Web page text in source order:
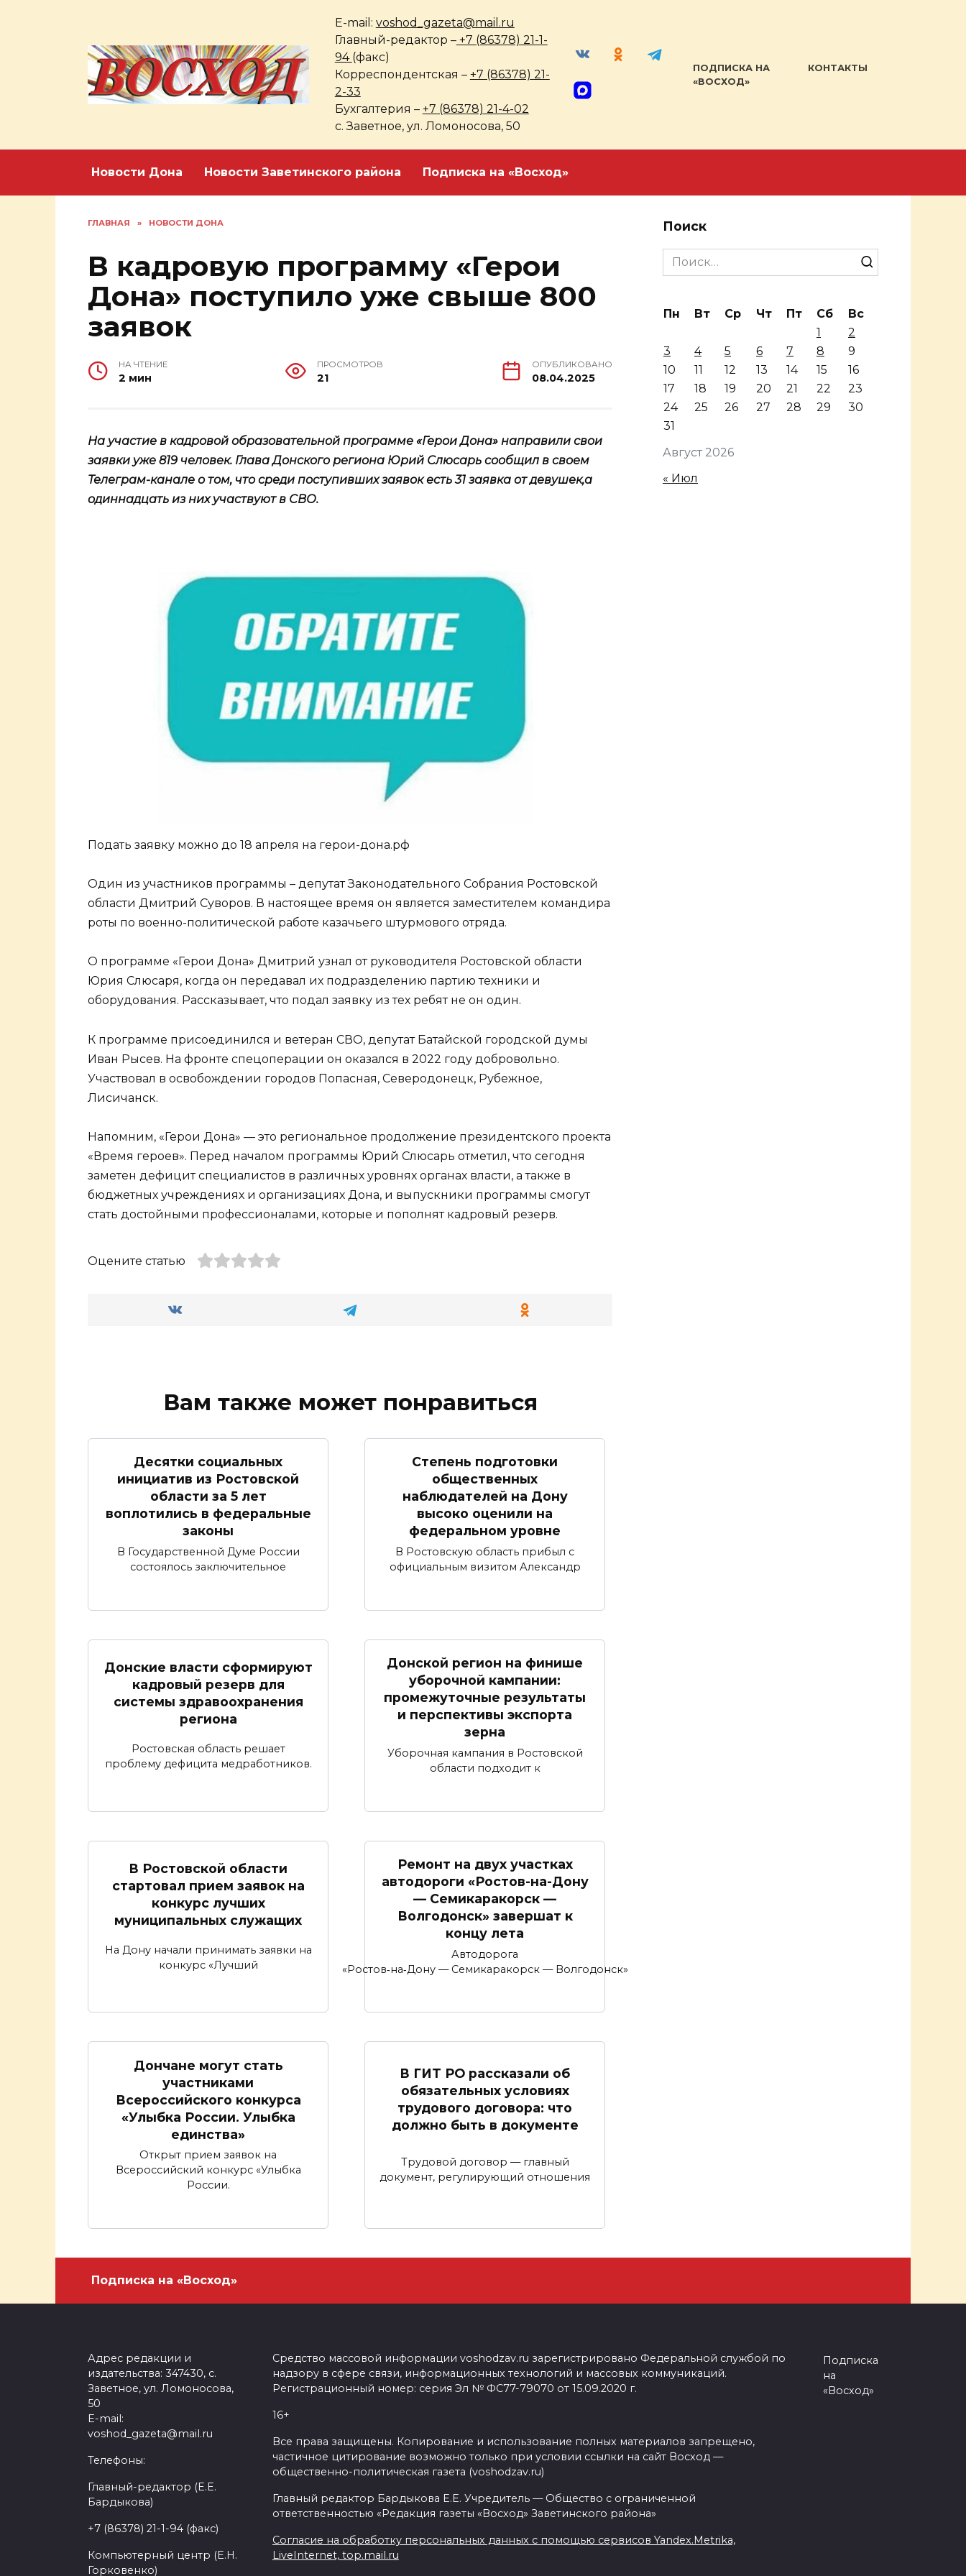
E-mail: voshod_gazeta@mail.ru
Главный-редактор –+7 (86378) 21-1-
94 (факс)
Корреспондентская – +7 (86378) 21-
2-33
Бухгалтерия – +7 (86378) 21-4-02
с. Заветное, ул. Ломоносова, 50
ПОДПИСКА НА
«ВОСХОД»
КОНТАКТЫ
Новости Дона Новости Заветинского района Подписка на «Восход»
ГЛАВНАЯ » НОВОСТИ ДОНА
В кадровую программу «Герои
Дона» поступило уже свыше 800
заявок
НА ЧТЕНИЕ
2 мин
ПРОСМОТРОВ
21
ОПУБЛИКОВАНО
08.04.2025
На участие в кадровой образовательной программе «Герои Дона» направили свои
заявки уже 819 человек. Глава Донского региона Юрий Слюсарь сообщил в своем
Телеграм-канале о том, что среди поступивших заявок есть 31 заявка от девушек,а
одиннадцать из них участвуют в СВО.
Подать заявку можно до 18 апреля на герои-дона.рф
Один из участников программы – депутат Законодательного Собрания Ростовской
области Дмитрий Суворов. В настоящее время он является заместителем командира
роты по военно-политической работе казачьего штурмового отряда.
О программе «Герои Дона» Дмитрий узнал от руководителя Ростовской области
Юрия Слюсаря, когда он передавал их подразделению партию техники и
оборудования. Рассказывает, что подал заявку из тех ребят не он один.
К программе присоединился и ветеран СВО, депутат Батайской городской думы
Иван Рысев. На фронте спецоперации он оказался в 2022 году добровольно.
Участвовал в освобождении городов Попасная, Северодонецк, Рубежное,
Лисичанск.
Напомним, «Герои Дона» — это региональное продолжение президентского проекта
«Время героев». Перед началом программы Юрий Слюсарь отметил, что сегодня
заметен дефицит специалистов в различных уровнях органах власти, а также в
бюджетных учреждениях и организациях Дона, и выпускники программы смогут
стать достойными профессионалами, которые и пополнят кадровый резерв.
Оцените статью
Вам также может понравиться
Десятки социальных
инициатив из Ростовской
области за 5 лет
воплотились в федеральные
законы
В Государственной Думе России
состоялось заключительное
Степень подготовки
общественных
наблюдателей на Дону
высоко оценили на
федеральном уровне
В Ростовскую область прибыл с
официальным визитом Александр
Донские власти сформируют
кадровый резерв для
системы здравоохранения
региона
Ростовская область решает
проблему дефицита медработников.
Донской регион на финише
уборочной кампании:
промежуточные результаты
и перспективы экспорта
зерна
Уборочная кампания в Ростовской
области подходит к
В Ростовской области
стартовал прием заявок на
конкурс лучших
муниципальных служащих
На Дону начали принимать заявки на
конкурс «Лучший
Ремонт на двух участках
автодороги «Ростов-на-Дону
— Семикаракорск —
Волгодонск» завершат к
концу лета
Автодорога
«Ростов‑на‑Дону — Семикаракорск — Волгодонск»
Дончане могут стать
участниками
Всероссийского конкурса
«Улыбка России. Улыбка
единства»
Открыт прием заявок на
Всероссийский конкурс «Улыбка
России.
В ГИТ РО рассказали об
обязательных условиях
трудового договора: что
должно быть в документе
Трудовой договор — главный
документ, регулирующий отношения
Поиск
Search
for:
Август 2026
Пн Вт Ср Чт Пт Сб
Вс
1
2
3
4 5 6 7 8
9
10
11 12 13 14 15
16
17
18 19 20 21 22
23
24
25 26 27 28 29
30
31
« Июл
Подписка на «Восход»
Адрес редакции и
издательства: 347430, с.
Заветное, ул. Ломоносова,
50
E-mail:
voshod_gazeta@mail.ru
Телефоны:
Главный-редактор (Е.Е.
Бардыкова)
+7 (86378) 21-1-94 (факс)
Компьютерный центр (Е.Н.
Горковенко)
Средство массовой информации voshodzav.ru зарегистрировано Федеральной службой по
надзору в сфере связи, информационных технологий и массовых коммуникаций.
Регистрационный номер: серия Эл № ФС77-79070 от 15.09.2020 г.
16+
Все права защищены. Копирование и использование полных материалов запрещено,
частичное цитирование возможно только при условии ссылки на сайт Восход —
общественно-политическая газета (voshodzav.ru)
Главный редактор Бардыкова Е.Е. Учредитель — Общество с ограниченной
ответственностью «Редакция газеты «Восход» Заветинского района»
Согласие на обработку персональных данных с помощью сервисов Yandex.Metrika,
LiveInternet, top.mail.ru
Подписка
на
«Восход»